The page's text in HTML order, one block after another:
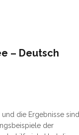
– Deutsch
und die Ergebnisse sind
der